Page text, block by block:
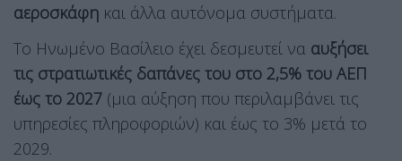
αεροσκάφη και άλλα αυτόνομα συστήματα.
Το Ηνωμένο Βασίλειο έχει δεσμευτεί να αυξήσει
τις στρατιωτικές δαπάνες του στο 2,5% του ΑΕΠ
έως το 2027 (μια αύξηση που περιλαμβάνει τις
υπηρεσίες πληροφοριών) και έως το 3% μετά το
2029.